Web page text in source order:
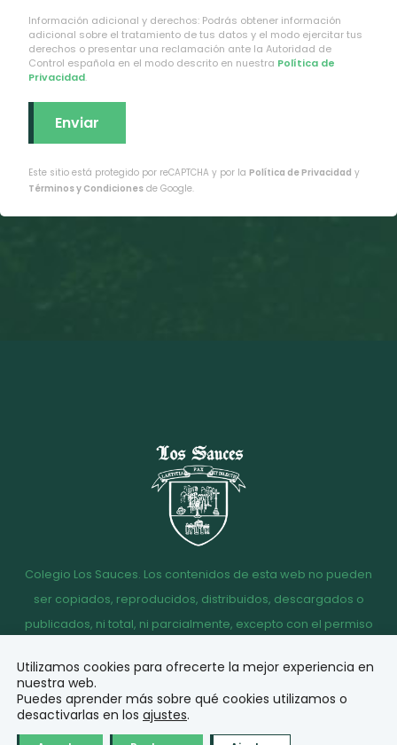
Información adicional y derechos: Podrás obtener información
adicional sobre el tratamiento de tus datos y el modo ejercitar tus
derechos o presentar una reclamación ante la Autoridad de
Control española en el modo descrito en nuestra Política de
Privacidad.
Este sitio está protegido por reCAPTCHA y por la Política de Privacidad y
Términos y Condiciones de Google.
Colegio Los Sauces. Los contenidos de esta web no pueden
ser copiados, reproducidos, distribuidos, descargados o
publicados, ni total, ni parcialmente, excepto con el permiso
Aviso
legal
Política de
Privacidad
Política de
Cookies
Acceso
© Diseño y desarrollo
Utilizamos cookies para ofrecerte la mejor experiencia en
nuestra web.
Puedes aprender más sobre qué cookies utilizamos o
desactivarlas en los ajustes.